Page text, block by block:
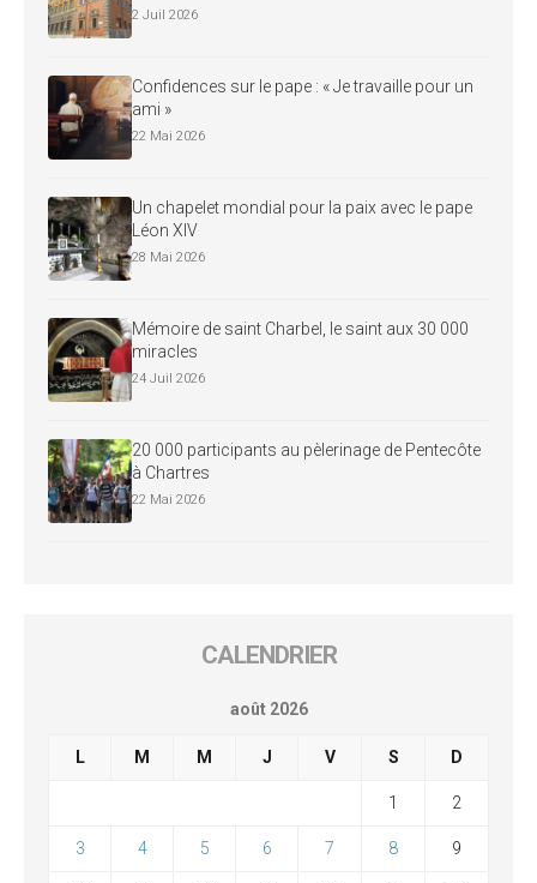
2 Juil 2026
Confidences sur le pape : « Je travaille pour un
ami »
22 Mai 2026
Un chapelet mondial pour la paix avec le pape
Léon XIV
28 Mai 2026
Mémoire de saint Charbel, le saint aux 30 000
miracles
24 Juil 2026
20 000 participants au pèlerinage de Pentecôte
à Chartres
22 Mai 2026
CALENDRIER
août 2026
L M M J V S D
1 2
3 4 5 6 7 8 9